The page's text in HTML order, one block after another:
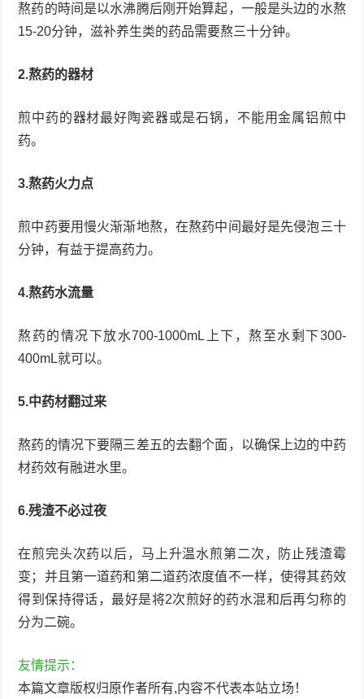
熬药的時间是以水沸腾后刚开始算起，一般是头边的水熬
15-20分钟，滋补养生类的药品需要熬三十分钟。
2.熬药的器材
煎中药的器材最好陶瓷器或是石锅，不能用金属铝煎中
药。
3.熬药火力点
煎中药要用慢火渐渐地熬，在熬药中间最好是先侵泡三十
分钟，有益于提高药力。
4.熬药水流量
熬药的情况下放水700-1000mL上下，熬至水剩下300-
400mL就可以。
5.中药材翻过来
熬药的情况下要隔三差五的去翻个面，以确保上边的中药
材药效有融进水里。
6.残渣不必过夜
在煎完头次药以后，马上升温水煎第二次，防止残渣霉
变；并且第一道药和第二道药浓度值不一样，使得其药效
得到保持得话，最好是将2次煎好的药水混和后再匀称的
分为二碗。
友情提示：
本篇文章版权归原作者所有,内容不代表本站立场！